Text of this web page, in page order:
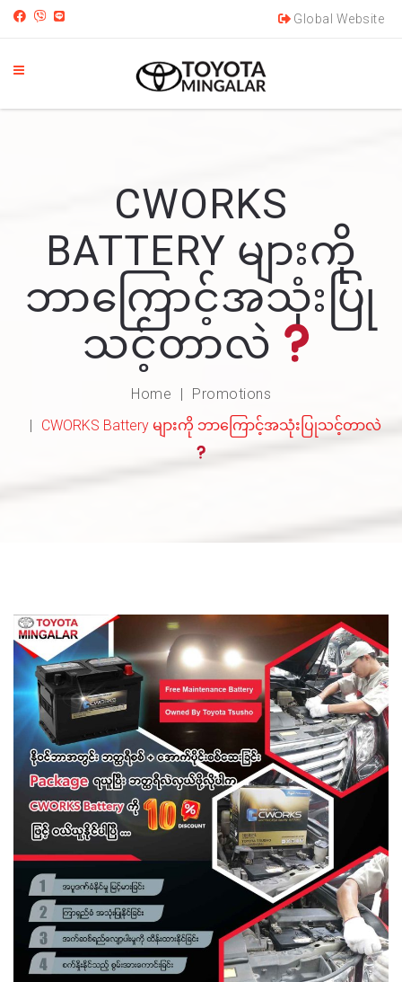
Global Website
CWORKS
BATTERY များကို
ဘာကြောင့်အသုံးပြု
သင့်တာလဲ
Home
Promotions
CWORKS Battery များကို ဘာကြောင့်အသုံးပြုသင့်တာလဲ